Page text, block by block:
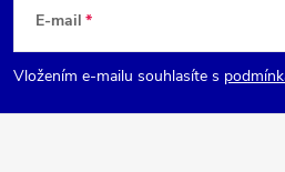
p
a
E-mail
Vložením e-mailu souhlasíte s